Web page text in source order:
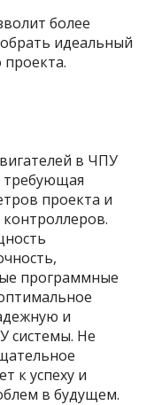
более
идеальный
в ЧПУ
требующая
проекта и
программные
и
системы. Не
к успеху и
в будущем.